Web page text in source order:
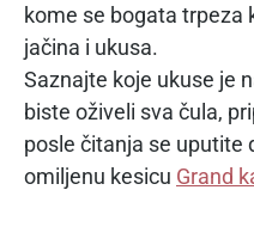
kome se bogata trpeza
jačina i ukusa.
Saznajte koje ukuse je
biste oživeli sva čula,
posle čitanja se uputite
omiljenu kesicu Grand